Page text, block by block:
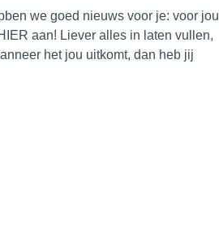
we goed nieuws voor je: voor jou
aan! Liever alles in laten vullen,
het jou uitkomt, dan heb jij